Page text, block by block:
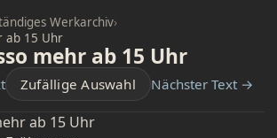
Werkarchiv›
ab 15 Uhr
mehr ab 15 Uhr
Zufällige Auswahl Nächster Text →
ab 15 Uhr